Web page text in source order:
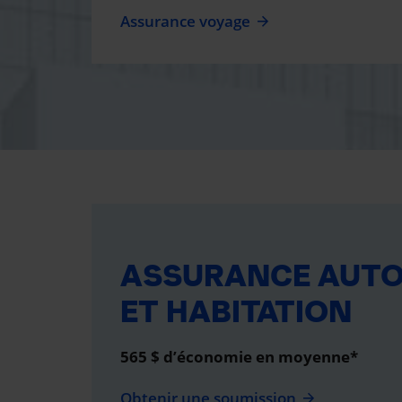
Assurance voyage
ASSURANCE
ET HABITATION
565 $ d’économie en moyenne*
Obtenir une soumission